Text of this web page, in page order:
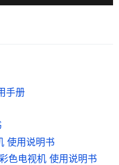
手册
使用说明书
色电视机 使用说明书